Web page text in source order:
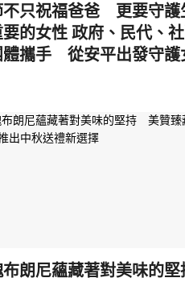
不只祝福爸爸 更要守護
要的女性 政府、民代、
體攜手 從安平出發守護
布朗尼蘊藏著對美味的